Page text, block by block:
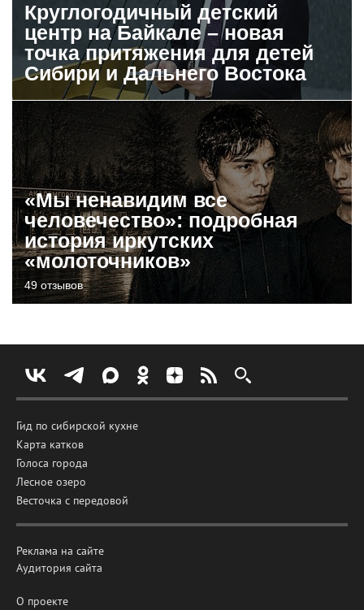
Круглогодичный детский
центр на Байкале – новая
точка притяжения для детей
Сибири и Дальнего Востока
«Мы ненавидим все
человечество»: подробная
история иркутских
«молоточников»
49 отзывов
Гид по сибирской кухне
Карта катков
Голоса города
Лесное озеро
Весточка с передовой
Реклама на сайте
Аудитория сайта
О проекте